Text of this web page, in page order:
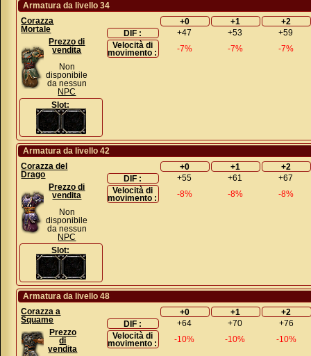
Armatura da livello 34
Corazza
Mortale
Prezzo di
vendita
Non
disponibile
da nessun
NPC
Slot:
+0 +1
+2
DIF :
+47 +53 +59
Velocità di
movimento :
-7% -7% -7%
Armatura da livello 42
Corazza del
Drago
Prezzo di
vendita
Non
disponibile
da nessun
NPC
Slot:
+0 +1
+2
DIF :
+55 +61 +67
Velocità di
movimento :
-8% -8% -8%
Armatura da livello 48
Corazza a
Squame
Prezzo
di
vendita
+0 +1
+2
DIF :
+64 +70 +76
Velocità di
movimento :
-10% -10% -10%